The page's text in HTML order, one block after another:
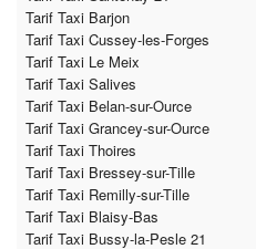
Tarif Taxi Barjon
Tarif Taxi Cussey-les-Forges
Tarif Taxi Le Meix
Tarif Taxi Salives
Tarif Taxi Belan-sur-Ource
Tarif Taxi Grancey-sur-Ource
Tarif Taxi Thoires
Tarif Taxi Bressey-sur-Tille
Tarif Taxi Remilly-sur-Tille
Tarif Taxi Blaisy-Bas
Tarif Taxi Bussy-la-Pesle 21